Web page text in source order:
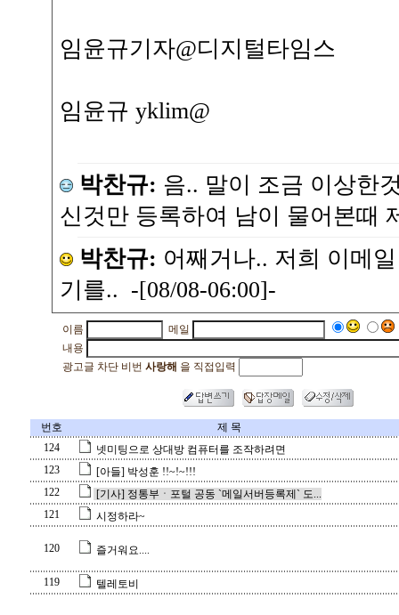
임윤규기자@디지털타임스
임윤규 yklim@
박찬규: 음.. 말이 조금 이상한
신것만 등록하여 남이 물어본때
박찬규: 어째거나.. 저희 이메
기를.. -[08/08-06:00]-
이름
메일
내용
광고글 차단 비번 사랑해 을 직접입력
번호
제 목
124
넷미팅으로 상대방 컴퓨터를 조작하려면
123
[아들] 박성훈 !!~!~!!!
122
[기사] 정통부ㆍ포털 공동 `메일서버등록제` 도...
121
시정하라~
120 즐거워요....
119 텔레토비